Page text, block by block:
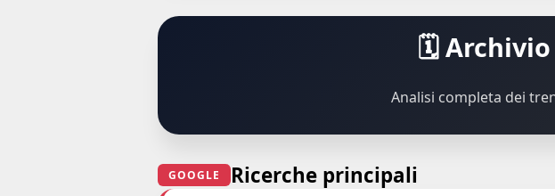
🗓️ Archivio
Analisi completa dei
GOOGLE Ricerche principali